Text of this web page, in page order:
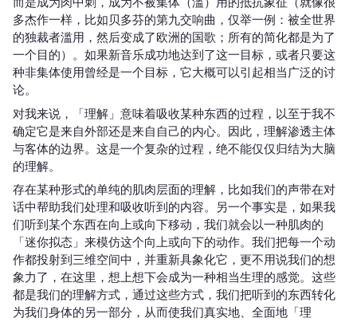
多杰作一样，比如贝多芬的第九交响曲，仅举一例：被全世界
的独裁者滥用，然后变成了欧洲的国歌；所有的简化都是为了
一个目的）。如果新音乐成功地达到了这一目标，或者只要这
种非集体使用曾经是一个目标，它大概可以引起相当广泛的讨
论。
对我来说，「理解」意味着吸收某种东西的过程，以至于我不
确定它是来自外部还是来自自己的内心。因此，理解渗透主体
与客体的边界。这是一个复杂的过程，绝不能仅仅归结为大脑
的理解。
存在某种形式的单纯的肌肉层面的理解，比如我们的声带在对
话中帮助我们处理和吸收听到的内容。另一个事实是，如果我
们听到某个东西在向上或向下移动，我们就会以一种肌肉的
「迷你拟态」来模仿这个向上或向下的动作。我们把每一个动
作都投射到三维空间中，并重新具象化它，更不用说我们的想
象力了，在这里，想上想下会成为一种相当生理的感觉。这些
都是我们的理解方式，通过这些方式，我们把听到的东西转化
为我们身体的另一部分，从而使我们真实地、全面地「理